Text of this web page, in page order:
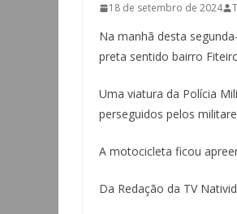
18 de setembro de 2024
Na manhã desta
preta sentido bairro
Uma viatura da Polícia
perseguidos pelos
A motocicleta ficou
Da Redação da TV